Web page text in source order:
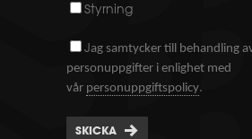
Styrning
Jag samtycker till behandling
personuppgifter i enlighet med
vår personuppgiftspolicy.
SKICKA